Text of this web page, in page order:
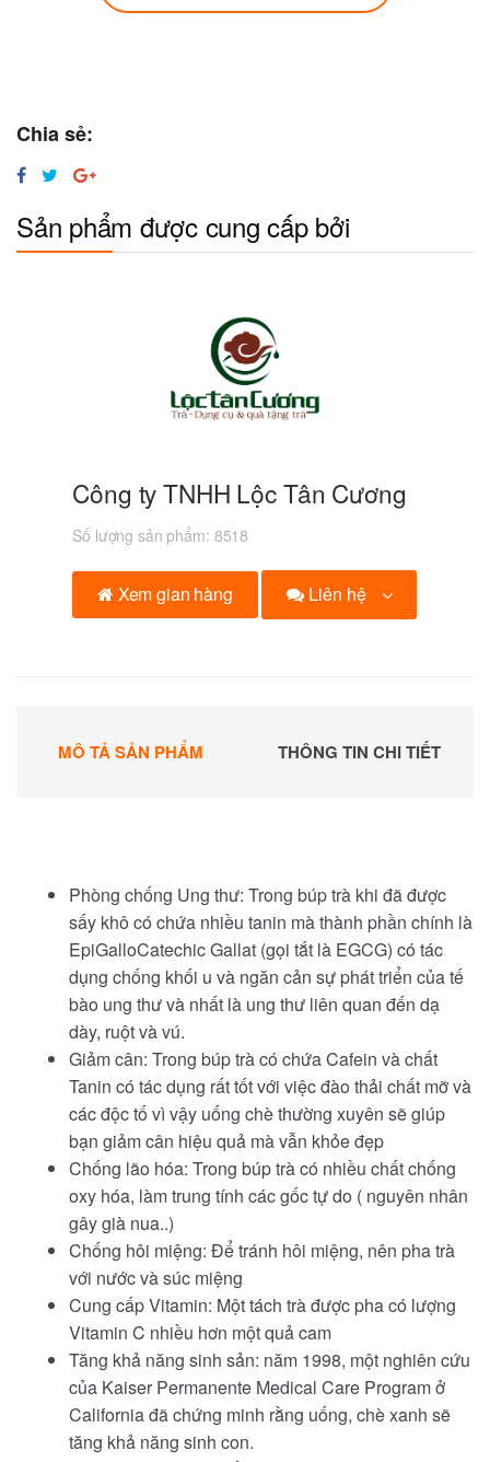
Chia sẻ:
Sản phẩm được cung cấp bởi
Công ty TNHH Lộc Tân Cương
Số lượng sản phẩm: 8518
Xem gian hàng Liên hệ
MÔ TẢ SẢN PHẨM THÔNG TIN CHI TIẾT
Phòng chống Ung thư: Trong búp trà khi đã được
sấy khô có chứa nhiều tanin mà thành phần chính là
EpiGalloCatechic Gallat (gọi tắt là EGCG) có tác
dụng chống khối u và ngăn cản sự phát triển của tế
bào ung thư và nhất là ung thư liên quan đến dạ
dày, ruột và vú.
Giảm cân: Trong búp trà có chứa Cafein và chất
Tanin có tác dụng rất tốt với việc đào thải chất mỡ và
các độc tố vì vậy uống chè thường xuyên sẽ giúp
bạn giảm cân hiệu quả mà vẫn khỏe đẹp
Chống lão hóa: Trong búp trà có nhiều chất chống
oxy hóa, làm trung tính các gốc tự do ( nguyên nhân
gây già nua..)
Chống hôi miệng: Để tránh hôi miệng, nên pha trà
với nước và súc miệng
Cung cấp Vitamin: Một tách trà được pha có lượng
Vitamin C nhiều hơn một quả cam
Tăng khả năng sinh sản: năm 1998, một nghiên cứu
của Kaiser Permanente Medical Care Program ở
California đã chứng minh rằng uống, chè xanh sẽ
tăng khả năng sinh con.